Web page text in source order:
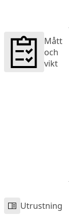
Mått
och
vikt
Utrustning